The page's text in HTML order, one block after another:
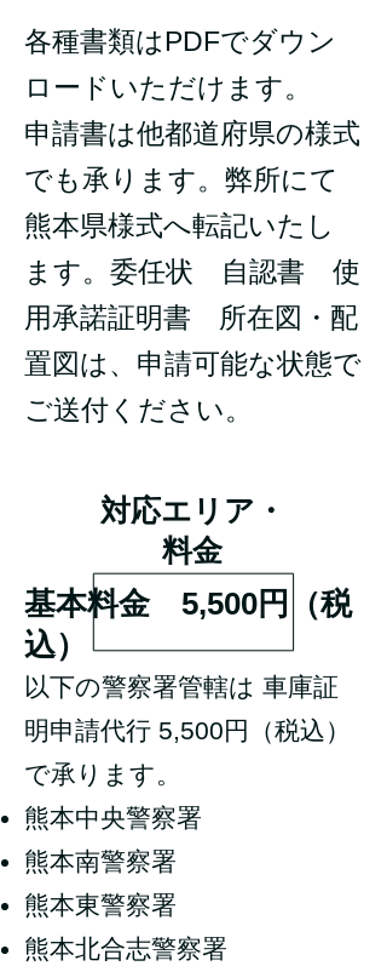
各種書類はPDFでダウン
ロードいただけます。
申請書は他都道府県の様式
でも承ります。弊所にて
熊本県様式へ転記いたし
ます。委任状 自認書 使
用承諾証明書 所在図・配
置図は、申請可能な状態で
ご送付ください。
対応エリア・
料金
基本料金 5,500円（税
込）
以下の警察署管轄は 車庫証
明申請代行 5,500円（税込）
で承ります。
熊本中央警察署
熊本南警察署
熊本東警察署
熊本北合志警察署